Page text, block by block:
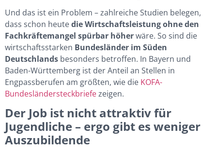
Und das ist ein Problem – zahlreiche Studien belegen,
dass schon heutedie Wirtschaftsleistung ohne den
Fachkräftemangel spürbar höherwäre. So sind die
wirtschaftsstarken Bundesländer im Süden
Deutschlands besonders betroffen. In Bayern und
Baden-Württemberg ist der Anteil an Stellen in
Engpassberufen am größten, wie die KOFA-
Bundesländersteckbriefezeigen.
Der Job ist nicht attraktiv für
Jugendliche – ergo gibt es weniger
Auszubildende